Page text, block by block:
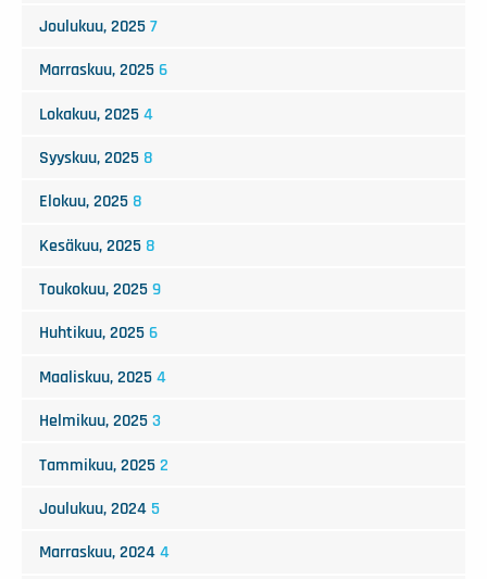
Joulukuu, 2025 7
Marraskuu, 2025 6
Lokakuu, 2025 4
Syyskuu, 2025 8
Elokuu, 2025 8
Kesäkuu, 2025 8
Toukokuu, 2025 9
Huhtikuu, 2025 6
Maaliskuu, 2025 4
Helmikuu, 2025 3
Tammikuu, 2025 2
Joulukuu, 2024 5
Marraskuu, 2024 4